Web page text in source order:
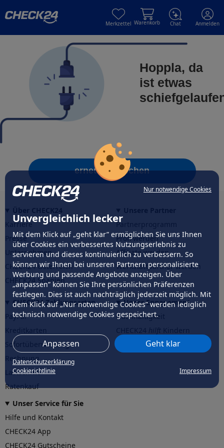
Nur notwendige Cookies
Unvergleichlich lecker
Mit dem Klick auf „geht klar” ermöglichen Sie uns Ihnen
über Cookies ein verbessertes Nutzungserlebnis zu
servieren und dieses kontinuierlich zu verbessern. So
können wir Ihnen bei unseren Partnern personalisierte
Werbung und passende Angebote anzeigen. Über
„anpassen” können Sie Ihre persönlichen Präferenzen
festlegen. Dies ist auch nachträglich jederzeit möglich. Mit
dem Klick auf „Nur notwendige Cookies” werden lediglich
technisch notwendige Cookies gespeichert.
Anpassen Geht klar
Datenschutzerklärung
Cookierichtlinie
Impressum
Merkzettel Warenkorb Chat Anmelden
Hoppla, da
ist etwas
erneut versuchen
Karriere
Presse
Unternehmen
CHECK24 Österreich
CHECK24 Spanien
Partnerprogramm
Profi werden
Affiliate werden
Werkstattpartner werden
CHECK24 Zahlungsarten
PayPal
Sofortüberweisung
Rechnung
Lastschrift
Ratenkauf
Unser Engagement
Nachhaltigkeit
CHECK24hilftder Natur
Unser Service für Sie
Hilfe und Kontakt
CHECK24 App
CHECK24 Gutscheine